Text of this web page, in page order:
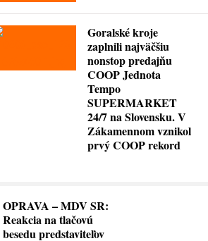
Goralské kroje
zaplnili najväčšiu
nonstop predajňu
COOP Jednota
Tempo
SUPERMARKET
24/7 na Slovensku. V
Zákamennom vznikol
prvý COOP rekord
OPRAVA – MDV SR:
Reakcia na tlačovú
besedu predstaviteľov